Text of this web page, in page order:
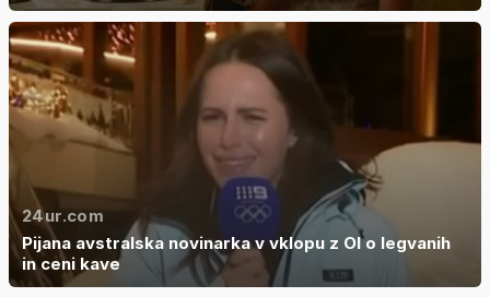
24ur.com
Pijana avstralska novinarka v vklopu z OI o legvanih
in ceni kave